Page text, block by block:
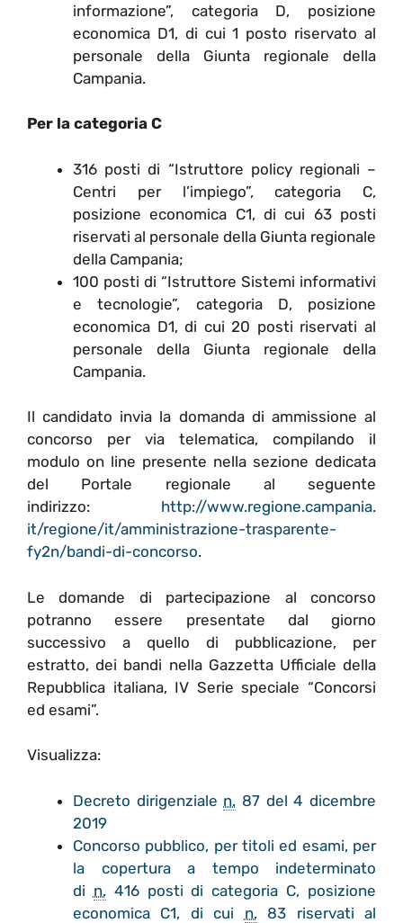
informazione”, categoria D, posizione
economica D1, di cui 1 posto riservato al
personale della Giunta regionale della
Campania.
Per la categoria C
316 posti di “Istruttore policy regionali –
Centri per l’impiego”, categoria C,
posizione economica C1, di cui 63 posti
riservati al personale della Giunta regionale
della Campania;
100 posti di “Istruttore Sistemi informativi
e tecnologie”, categoria D, posizione
economica D1, di cui 20 posti riservati al
personale della Giunta regionale della
Campania.
Il candidato invia la domanda di ammissione al
concorso per via telematica, compilando il
modulo on line presente nella sezione dedicata
del Portale regionale al seguente
indirizzo: http://www.regione.campania.
it/regione/it/amministrazione-trasparente-
fy2n/bandi-di-concorso.
Le domande di partecipazione al concorso
potranno essere presentate dal giorno
successivo a quello di pubblicazione, per
estratto, dei bandi nella Gazzetta Ufficiale della
Repubblica italiana, IV Serie speciale “Concorsi
ed esami”.
Visualizza:
Decreto dirigenziale n. 87 del 4 dicembre
2019
Concorso pubblico, per titoli ed esami, per
la copertura a tempo indeterminato
di n.416 posti di categoria C, posizione
economica C1, di cui n.83 riservati al